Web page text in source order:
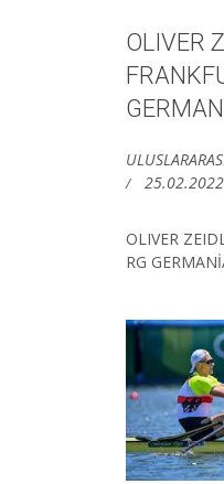
OLIVER
25.02.2022
OLIVER
RG